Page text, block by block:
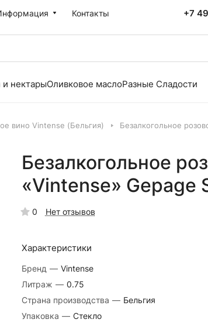
Контакты +7
и нектарыОливковое маслоРазные Сладости
вино Vintense (Бельгия) Безалкогольное
Безалкогольное
«Vintense» Gepage
0 Нет отзывов
Характеристики
Бренд — Vintense
Литраж — 0.75
Страна производства — Бельгия
Упаковка — Стекло